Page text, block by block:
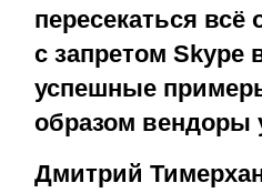
пересекаться
с запретом
успешные
образом вендоры
Дмитрий